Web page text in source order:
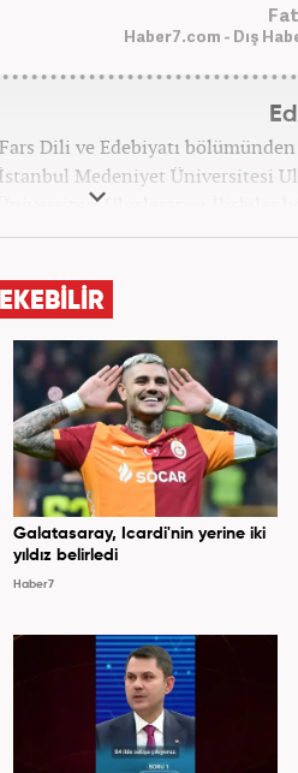
Haber7.com - Dış
Dili ve Edebiyatı
İstanbul Medeniyet Üniversitesi
Uluslararası İlişkiler
Yoncalık, öğrenim hayatı
başlayan Yoncalık, Eylül
“Dış Haberler Editörü” olarak
Galatasaray, Icardi'nin yerine iki
yıldız belirledi
Haber7